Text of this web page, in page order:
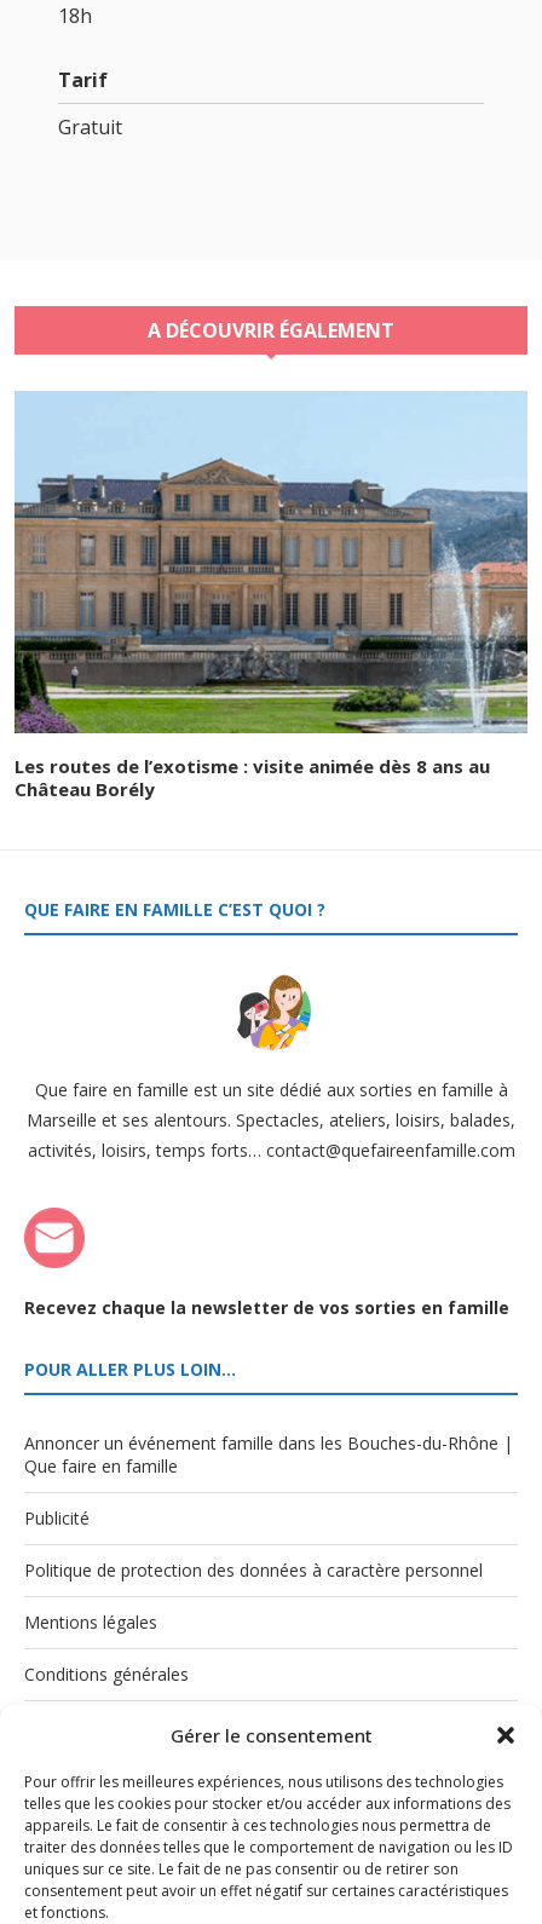
Gérer le consentement
Pour offrir les meilleures expériences, nous utilisons des technologies
telles que les cookies pour stocker et/ou accéder aux informations des
appareils. Le fait de consentir à ces technologies nous permettra de
traiter des données telles que le comportement de navigation ou les ID
uniques sur ce site. Le fait de ne pas consentir ou de retirer son
consentement peut avoir un effet négatif sur certaines caractéristiques
et fonctions.
18h
Tarif
Gratuit
A DÉCOUVRIR ÉGALEMENT
Les routes de l’exotisme : visite animée dès 8 ans au
Château Borély
QUE FAIRE EN FAMILLE C’EST QUOI ?
Que faire en famille est un site dédié aux sorties en famille à
Marseille et ses alentours. Spectacles, ateliers, loisirs, balades,
activités, loisirs, temps forts… contact@quefaireenfamille.com
Recevez chaque la newsletter de vos sorties en famille
POUR ALLER PLUS LOIN…
Annoncer un événement famille dans les Bouches-du-Rhône |
Que faire en famille
Publicité
Politique de protection des données à caractère personnel
Mentions légales
Conditions générales
Politique de cookies (UE)